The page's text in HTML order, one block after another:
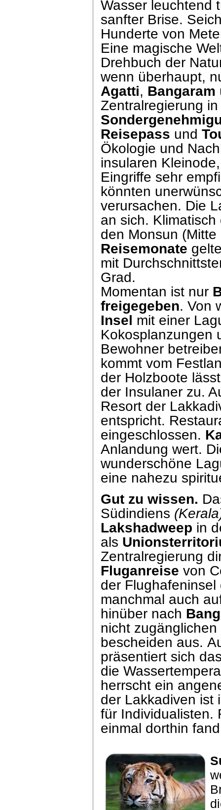
Wasser leuchtend
sanfter Brise.
Hunderte von
Eine magische
Drehbuch der
wenn überhaupt,
Agatti, Bangaram
Zentralregierung
Reisepass und
Ökologie und
insularen
Eingriffe sehr
könnten
verursachen. Die
an sich.
den Monsun
Reisemonate
mit
Grad.
Momentan ist nur
freigegeben. Von
Insel mit einer
Kokosplanzungen
Bewohner
kommt vom
der Holzboote
der Insulaner zu.
Resort der
entspricht.
eingeschlossen.
Anlandung wert.
wunderschöne
eine nahezu
Gut zu wissen.
Südindiens
Lakshadweep in
als
Zentralregierung
Fluganreise von
der
manchmal auch
hinüber nach
nicht
bescheiden aus.
präsentiert sich
die
herrscht ein
der Lakkadiven ist
für Individualisten.
einmal dorthin